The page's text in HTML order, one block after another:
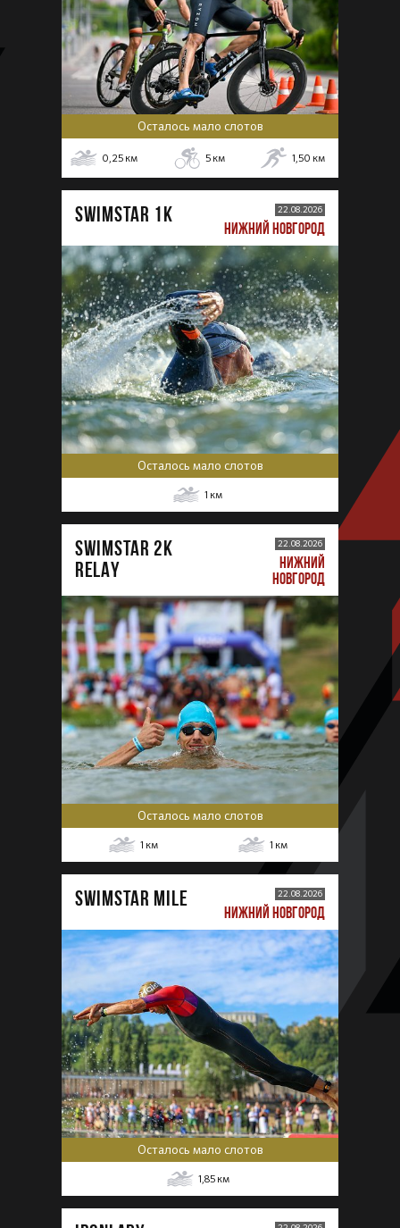
Осталось мало слотов
0,25 км 5 км 1,50 км
SWIMSTAR 1K 22.08.2026
НИЖНИЙ НОВГОРОД
Осталось мало слотов
1 км
SWIMSTAR 2K
RELAY
22.08.2026
НИЖНИЙ
НОВГОРОД
Осталось мало слотов
1 км 1 км
SWIMSTAR MILE 22.08.2026
НИЖНИЙ НОВГОРОД
Осталось мало слотов
1,85 км